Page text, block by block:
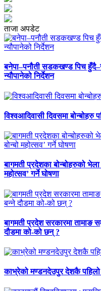
ताजा अपडेट
बनेपा–पनौती सडकखण्ड पिच
न्यौपानेको निर्देशन
विश्वआदिवासी दिवसमा बोन्बोहरु
बागमती प्रदेशका बोन्बोहरुको
महोत्सव’ गर्ने घोषणा
बागमती प्रदेश सरकारमा तामाङ
दौडमा को‐को छन् ?
काभ्रेको मण्डनदेउपुर देशकै पहिलो